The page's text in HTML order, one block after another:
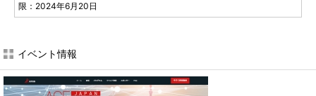
限：2024年6月20日
イベント情報